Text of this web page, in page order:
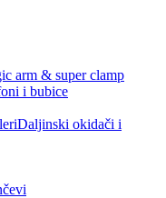
arm & super clamp
i bubice
Daljinski okidači i